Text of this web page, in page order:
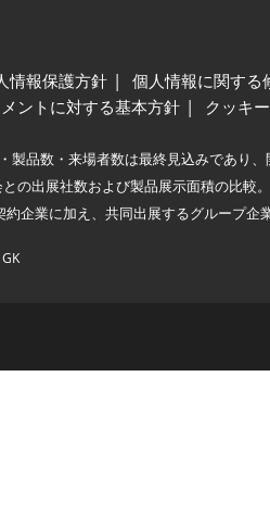
情報保護方針 個人情報に関する
ントに対する基本方針
クッキ
製品数・来場者数は最終見込みであり、
の出展社数および製品展示面積の比較。
企業に加え、共同出展するグループ企